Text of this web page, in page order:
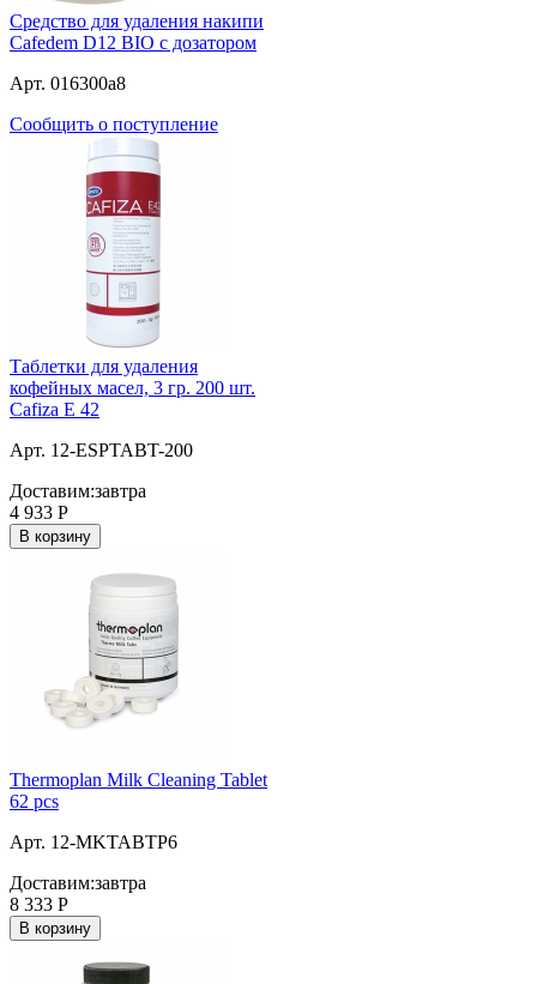
Средство для удаления накипи
Cafedem D12 BIO с дозатором
Арт. 016300a8
Сообщить о поступление
Таблетки для удаления
кофейных масел, 3 гр. 200 шт.
Cafiza E 42
Арт. 12-ESPTABT-200
Доставим:завтра
4 933 Р
В корзину
Thermoplan Milk Cleaning Tablet
62 pcs
Арт. 12-MKTABTP6
Доставим:завтра
8 333 Р
В корзину